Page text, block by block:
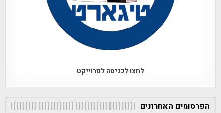
לחצו לכניסה לפרוייקט
הפרסומים האחרונים